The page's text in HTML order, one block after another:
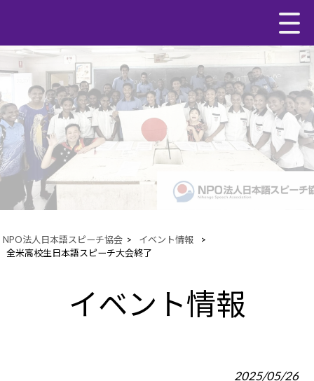
NPO法人日本語スピーチ協会 > イベント情報
>
全米高校生日本語スピーチ大会終了
イベント情報
2025/05/26